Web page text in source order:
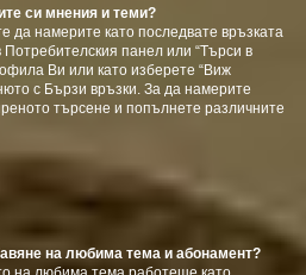
си мнения и теми?
да намерите като последвате връзката
Потребителския панел или “Търси в
Ви или като изберете “Виж
с Бързи връзки. За да намерите
търсене и попълнете различните
на любима тема и абонамент?